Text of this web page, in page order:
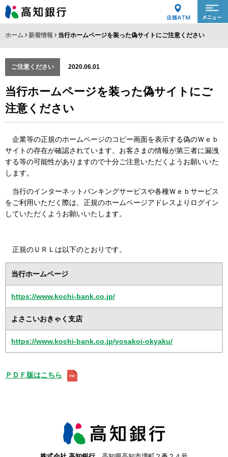
ホーム 新着情報 当行ホームページを装った偽サイトにご注意ください
ご注意ください 2020.06.01
当行ホームページを装った偽サイトにご
注意ください
企業等の正規のホームページのコピー画面を表示する偽のＷｅｂ
サイトの存在が確認されています。お客さまの情報が第三者に漏洩
する等の可能性がありますので十分ご注意いただくようお願いいた
します。
当行のインターネットバンキングサービスや各種Ｗｅｂサービス
をご利用いただく際は、正規のホームページアドレスよりログイン
していただくようお願いいたします。
正規のＵＲＬは以下のとおりです。
当行ホームページ
https://www.kochi-bank.co.jp/
よさこいおきゃく支店
https://www.kochi-bank.co.jp/yosakoi-okyaku/
ＰＤＦ版はこちら